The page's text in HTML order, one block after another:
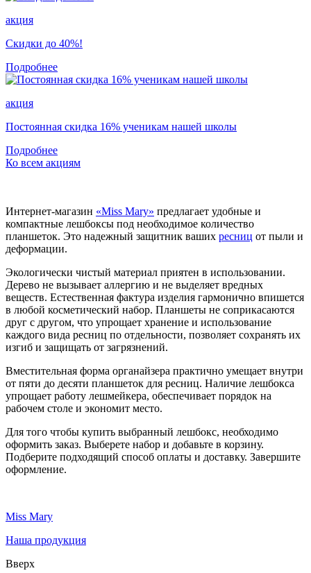
акция
Скидки до 40%!
Подробнее
акция
Постоянная скидка 16% ученикам нашей школы
Подробнее
Ко всем акциям
Интернет-магазин «Miss Mary» предлагает удобные и
компактные лешбоксы под необходимое количество
планшеток. Это надежный защитник ваших ресниц от пыли и
деформации.
Экологически чистый материал приятен в использовании.
Дерево не вызывает аллергию и не выделяет вредных
веществ. Естественная фактура изделия гармонично впишется
в любой косметический набор. Планшеты не соприкасаются
друг с другом, что упрощает хранение и использование
каждого вида ресниц по отдельности, позволяет сохранять их
изгиб и защищать от загрязнений.
Вместительная форма органайзера практично умещает внутри
от пяти до десяти планшеток для ресниц. Наличие лешбокса
упрощает работу лешмейкера, обеспечивает порядок на
рабочем столе и экономит место.
Для того чтобы купить выбранный лешбокс, необходимо
оформить заказ. Выберете набор и добавьте в корзину.
Подберите подходящий способ оплаты и доставку. Завершите
оформление.
Miss Mary
Наша продукция
Вверх